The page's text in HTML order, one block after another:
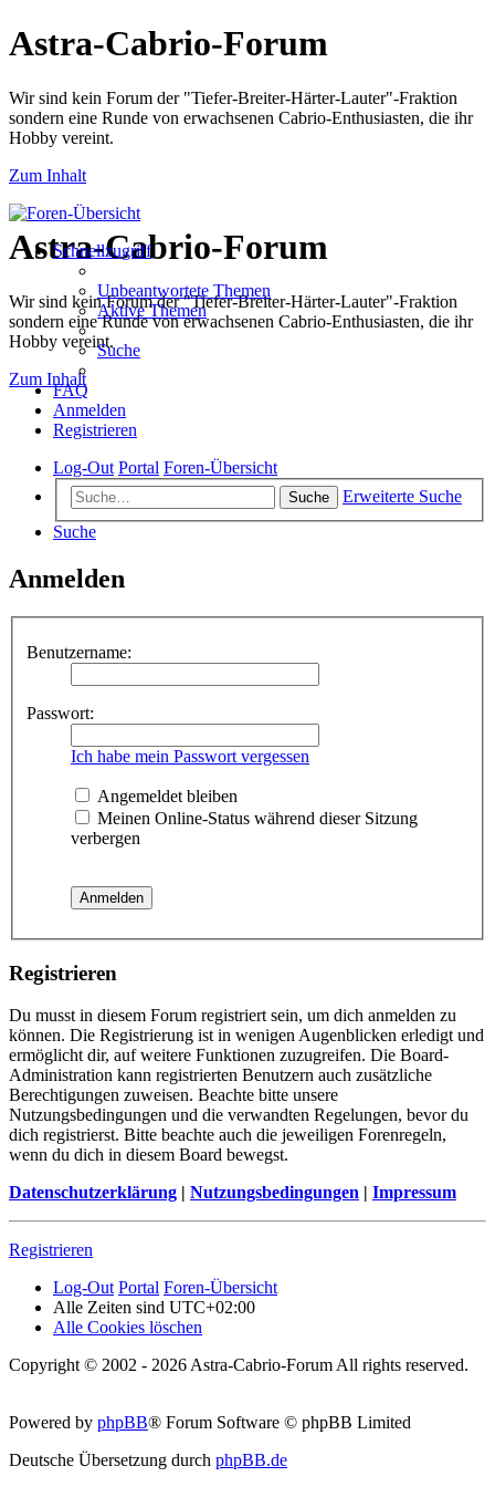
Astra-Cabrio-Forum
Wir sind kein Forum der "Tiefer-Breiter-Härter-Lauter"-Fraktion
sondern eine Runde von erwachsenen Cabrio-Enthusiasten, die ihr
Hobby vereint.
Zum Inhalt
Astra-Cabrio-Forum
Wir sind kein Forum der "Tiefer-Breiter-Härter-Lauter"-Fraktion
sondern eine Runde von erwachsenen Cabrio-Enthusiasten, die ihr
Hobby vereint.
Zum Inhalt
Schnellzugriff
Unbeantwortete Themen
Aktive Themen
Suche
FAQ
Anmelden
Registrieren
Log-Out Portal Foren-Übersicht
Suche
Erweiterte Suche
Suche
Anmelden
Benutzername:
Passwort:
Ich habe mein Passwort vergessen
Angemeldet bleiben
Meinen Online-Status während dieser Sitzung
verbergen
Registrieren
Du musst in diesem Forum registriert sein, um dich anmelden zu
können. Die Registrierung ist in wenigen Augenblicken erledigt und
ermöglicht dir, auf weitere Funktionen zuzugreifen. Die Board-
Administration kann registrierten Benutzern auch zusätzliche
Berechtigungen zuweisen. Beachte bitte unsere
Nutzungsbedingungen und die verwandten Regelungen, bevor du
dich registrierst. Bitte beachte auch die jeweiligen Forenregeln,
wenn du dich in diesem Board bewegst.
Datenschutzerklärung | Nutzungsbedingungen | Impressum
Registrieren
Log-Out Portal Foren-Übersicht
Alle Zeiten sind UTC+02:00
Alle Cookies löschen
Copyright © 2002 - 2026 Astra-Cabrio-Forum All rights reserved.
Powered by phpBB® Forum Software © phpBB Limited
Deutsche Übersetzung durch phpBB.de